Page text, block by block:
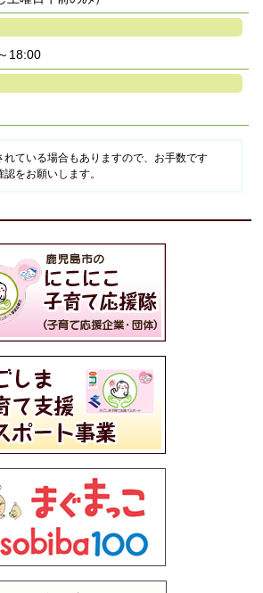
18:00
れている場合もありますので、お手数です
をお願いします。